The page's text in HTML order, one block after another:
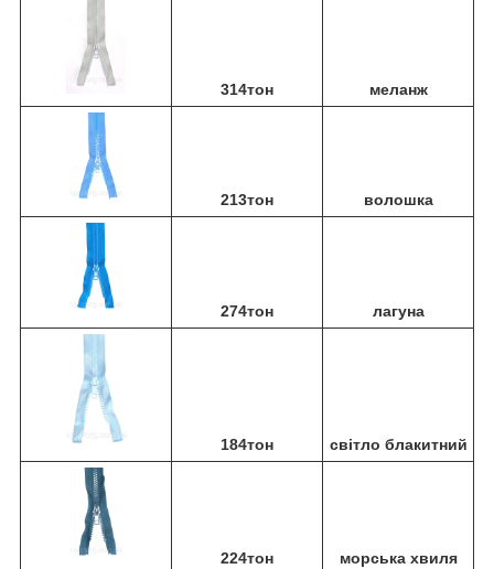
314тон меланж
213тон волошка
274тон лагуна
184тон світло блакитний
224тон морська хвиля